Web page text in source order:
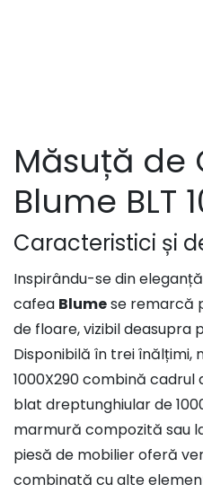
Măsuță de
Blume BLT
Caracteristici și
Inspirându-se din
cafea Blumese remarcă
de floare, vizibil deasupra
Disponibilă în trei înălțimi,
1000X290 combină cadrul
blat dreptunghiular de
marmură compozită sau
piesă de mobilier oferă
combinată cu alte